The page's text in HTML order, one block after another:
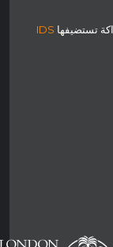
تستضيفها IDS